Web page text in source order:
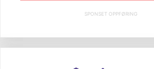
SPONSET OPPFØRING